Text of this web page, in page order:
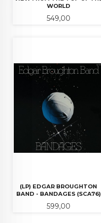
WORLD
Pris
549,00
(LP) EDGAR BROUGHTON
BAND - BANDAGES (SCA76)
Pris
599,00